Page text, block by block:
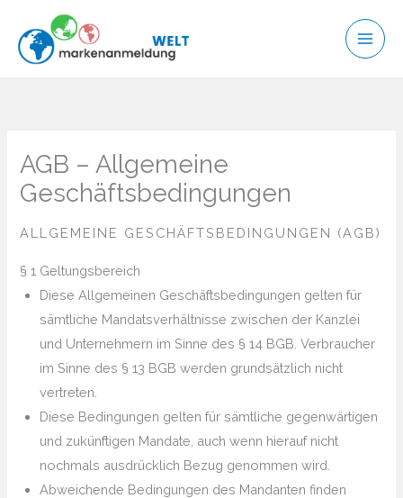
Inhalt
springen
AGB – Allgemeine
Geschäftsbedingungen
ALLGEMEINE GESCHÄFTSBEDINGUNGEN (AGB)
§ 1 Geltungsbereich
Diese Allgemeinen Geschäftsbedingungen gelten für
sämtliche Mandatsverhältnisse zwischen der Kanzlei
und Unternehmern im Sinne des § 14 BGB. Verbraucher
im Sinne des § 13 BGB werden grundsätzlich nicht
vertreten.
Diese Bedingungen gelten für sämtliche gegenwärtigen
und zukünftigen Mandate, auch wenn hierauf nicht
nochmals ausdrücklich Bezug genommen wird.
Abweichende Bedingungen des Mandanten finden